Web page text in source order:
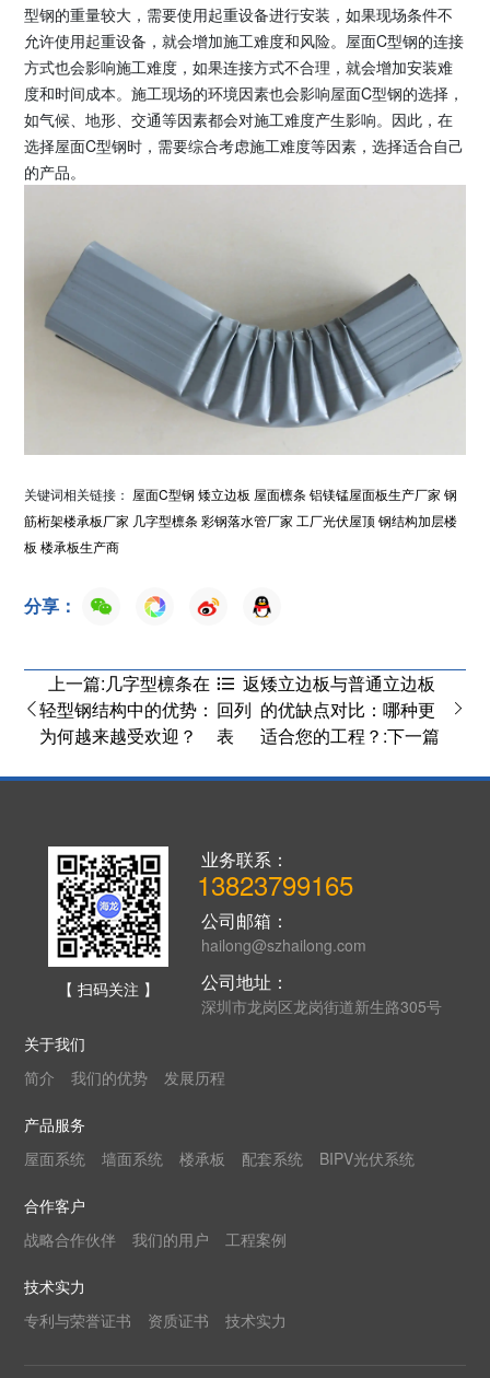
型钢的重量较大，需要使用起重设备进行安装，如果现场条件不
允许使用起重设备，就会增加施工难度和风险。屋面C型钢的连接
方式也会影响施工难度，如果连接方式不合理，就会增加安装难
度和时间成本。施工现场的环境因素也会影响屋面C型钢的选择，
如气候、地形、交通等因素都会对施工难度产生影响。因此，在
选择屋面C型钢时，需要综合考虑施工难度等因素，选择适合自己
的产品。
关键词相关链接： 屋面C型钢 矮立边板 屋面檩条 铝镁锰屋面板生产厂家 钢
筋桁架楼承板厂家 几字型檩条 彩钢落水管厂家 工厂光伏屋顶 钢结构加层楼
板 楼承板生产商
分享：
上一篇:几字型檩条在
轻型钢结构中的优势：
为何越来越受欢迎？
返
回列
表
矮立边板与普通立边板
的优缺点对比：哪种更
适合您的工程？:下一篇
【 扫码关注 】
业务联系：
13823799165
公司邮箱：
hailong@szhailong.com
公司地址：
深圳市龙岗区龙岗街道新生路305号
关于我们
简介
我们的优势 发展历程
产品服务
屋面系统
墙面系统 楼承板 配套系统 BIPV光伏系统
合作客户
战略合作伙伴
我们的用户 工程案例
技术实力
专利与荣誉证书
资质证书 技术实力